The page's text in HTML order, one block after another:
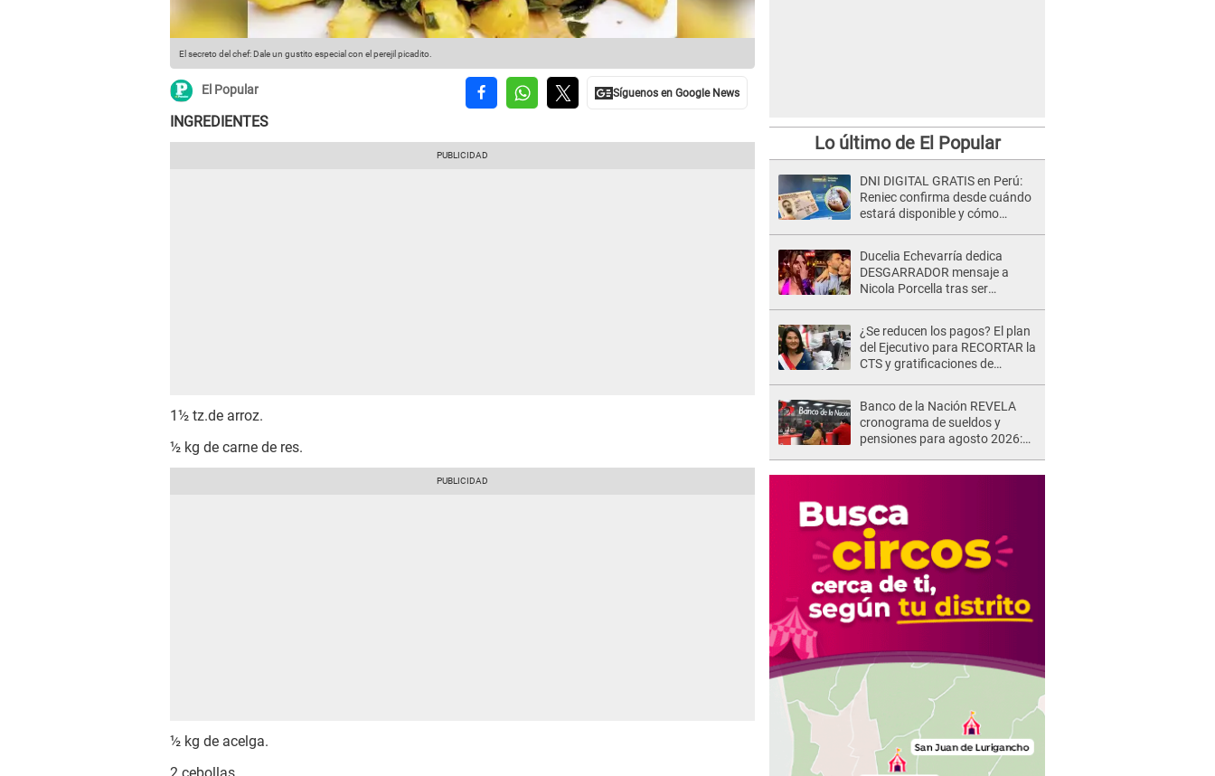
El secreto del chef: Dale un gustito especial con el perejil picadito.
El Popular
INGREDIENTES
1½ tz.de arroz.
½ kg de carne de res.
½ kg de acelga.
Lo último de El Popular
DNI DIGITAL GRATIS en Perú:
Reniec confirma desde cuándo
estará disponible y cómo
Ducelia Echevarría dedica
DESGARRADOR mensaje a
Nicola Porcella tras ser
amistad"
¿Se reducen los pagos? El plan
del Ejecutivo para RECORTAR la
CTS y gratificaciones de
Banco de la Nación REVELA
cronograma de sueldos y
pensiones para agosto 2026: